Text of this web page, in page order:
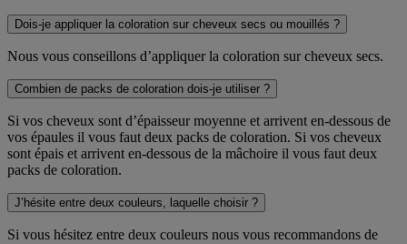
Dois-je appliquer la coloration sur cheveux secs ou mouillés ?
Nous vous conseillons d’appliquer la coloration sur cheveux secs.
Combien de packs de coloration dois-je utiliser ?
Si vos cheveux sont d’épaisseur moyenne et arrivent en-dessous de
vos épaules il vous faut deux packs de coloration. Si vos cheveux
sont épais et arrivent en-dessous de la mâchoire il vous faut deux
packs de coloration.
J’hésite entre deux couleurs, laquelle choisir ?
Si vous hésitez entre deux couleurs nous vous recommandons de